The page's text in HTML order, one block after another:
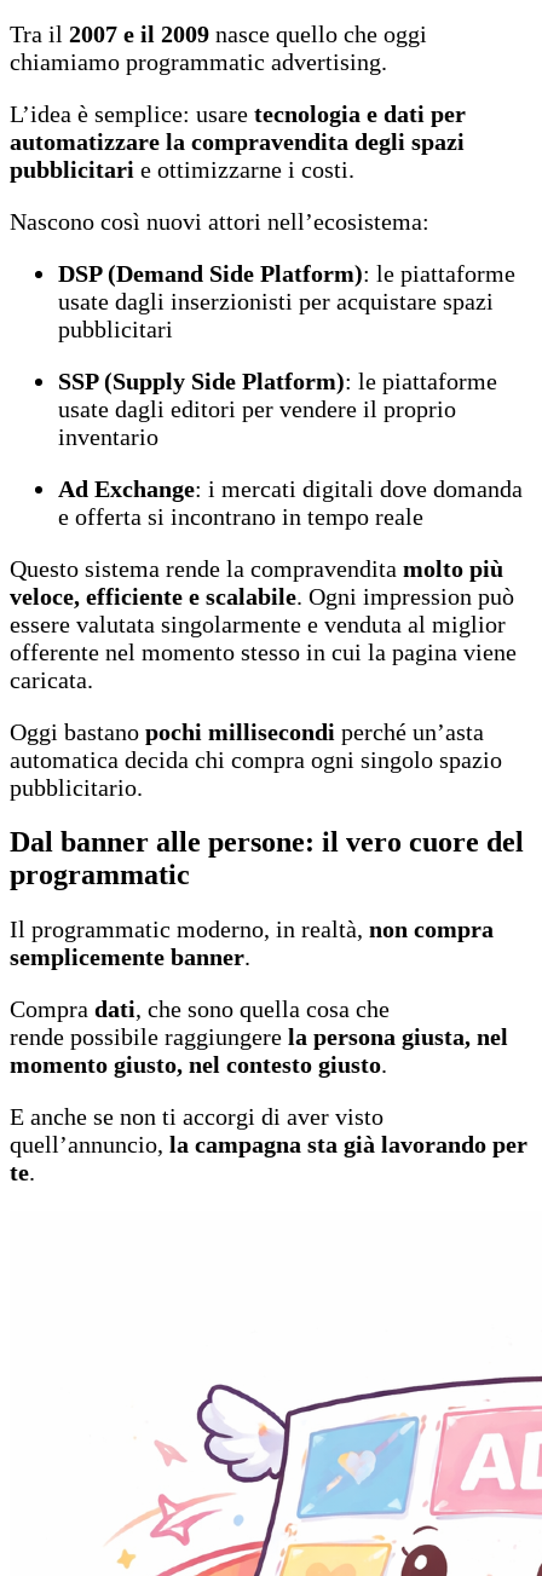
Tra il 2007 e il 2009 nasce quello che oggi
chiamiamo programmatic advertising.
L’idea è semplice: usare tecnologia e dati per
automatizzare la compravendita degli spazi
pubblicitari e ottimizzarne i costi.
Nascono così nuovi attori nell’ecosistema:
DSP (Demand Side Platform): le piattaforme
usate dagli inserzionisti per acquistare spazi
pubblicitari
SSP (Supply Side Platform): le piattaforme
usate dagli editori per vendere il proprio
inventario
Ad Exchange: i mercati digitali dove domanda
e offerta si incontrano in tempo reale
Questo sistema rende la compravendita molto più
veloce, efficiente e scalabile. Ogni impression può
essere valutata singolarmente e venduta al miglior
offerente nel momento stesso in cui la pagina viene
caricata.
Oggi bastano pochi millisecondi perché un’asta
automatica decida chi compra ogni singolo spazio
pubblicitario.
Dal banner alle persone: il vero cuore del
programmatic
Il programmatic moderno, in realtà, non compra
semplicemente banner.
Compra dati, che sono quella cosa che
rende possibile raggiungere la persona giusta, nel
momento giusto, nel contesto giusto.
E anche se non ti accorgi di aver visto
quell’annuncio, la campagna sta già lavorando per
te.